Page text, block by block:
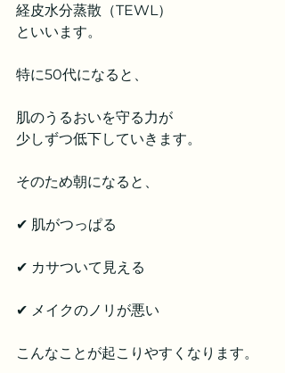
経皮水分蒸散（TEWL）
といいます。
特に50代になると、
肌のうるおいを守る力が
少しずつ低下していきます。
そのため朝になると、
✔ 肌がつっぱる
✔ カサついて見える
✔ メイクのノリが悪い
こんなことが起こりやすくなります。